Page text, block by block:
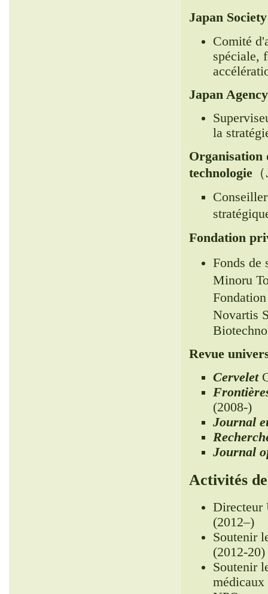
Japan
Comité
spéciale,
Japan
la
Organisation
technologie （
Fondation
Fonds de
Minoru
Novartis
Revue
Cervelet
(2008-)
Journal
Journal
Activités
Directeur
(2012–)
Soutenir
(2012-20)
Soutenir